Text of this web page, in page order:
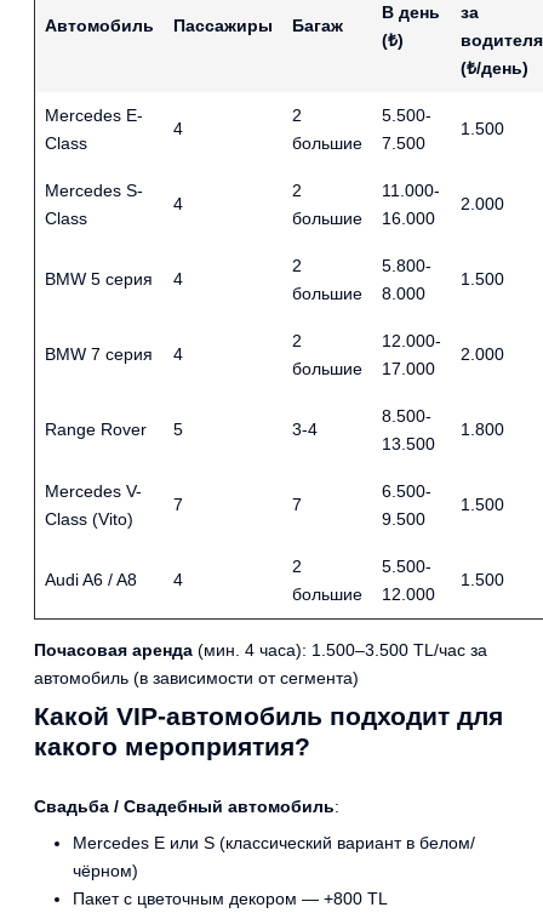
Автомобиль Пассажиры Багаж
В день
(₺)
за
водителя
(₺/день)
Mercedes E-
Class
4
2
большие
5.500-
7.500
1.500
Mercedes S-
Class
4
2
большие
11.000-
16.000
2.000
BMW 5 серия 4
2
большие
5.800-
8.000
1.500
BMW 7 серия 4
2
большие
12.000-
17.000
2.000
Range Rover 5 3-4
8.500-
13.500
1.800
Mercedes V-
Class (Vito)
7 7
6.500-
9.500
1.500
Audi A6 / A8 4
2
большие
5.500-
12.000
1.500
Почасовая аренда (мин. 4 часа): 1.500–3.500 TL/час за
автомобиль (в зависимости от сегмента)
Какой VIP-автомобиль подходит для
какого мероприятия?
Свадьба / Свадебный автомобиль:
Mercedes E или S (классический вариант в белом/
чёрном)
Пакет с цветочным декором — +800 TL